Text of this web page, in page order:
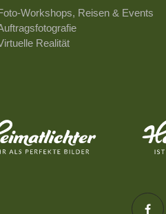
Workshops, Reisen & Events
Realität